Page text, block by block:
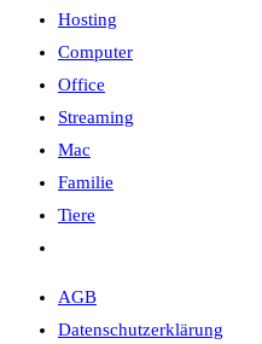
Hosting
Computer
Office
Streaming
Mac
Familie
Tiere
umschalten
AGB
Datenschutzerklärung